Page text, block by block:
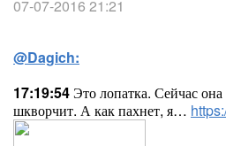
07-07-2016 21:21
@Dagich:
17:19:54Это лопатка. Сейчас
шкворчит. А как пахнет, я…